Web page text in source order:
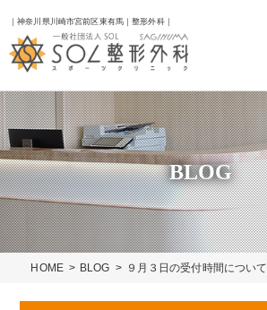
｜神奈川県川崎市宮前区東有馬｜整形外科｜
BLOG
HOME BLOG ９月３日の受付時間について